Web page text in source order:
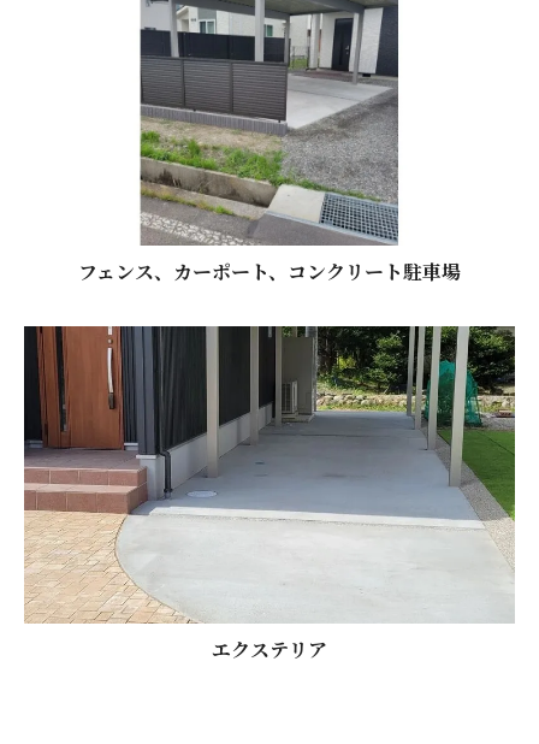
フェンス、カーポート、コンクリート駐車場
エクステリア